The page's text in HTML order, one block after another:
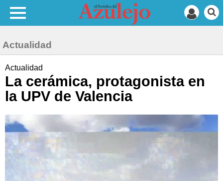
Actualidad
Actualidad
La cerámica, protagonista en
la UPV de Valencia